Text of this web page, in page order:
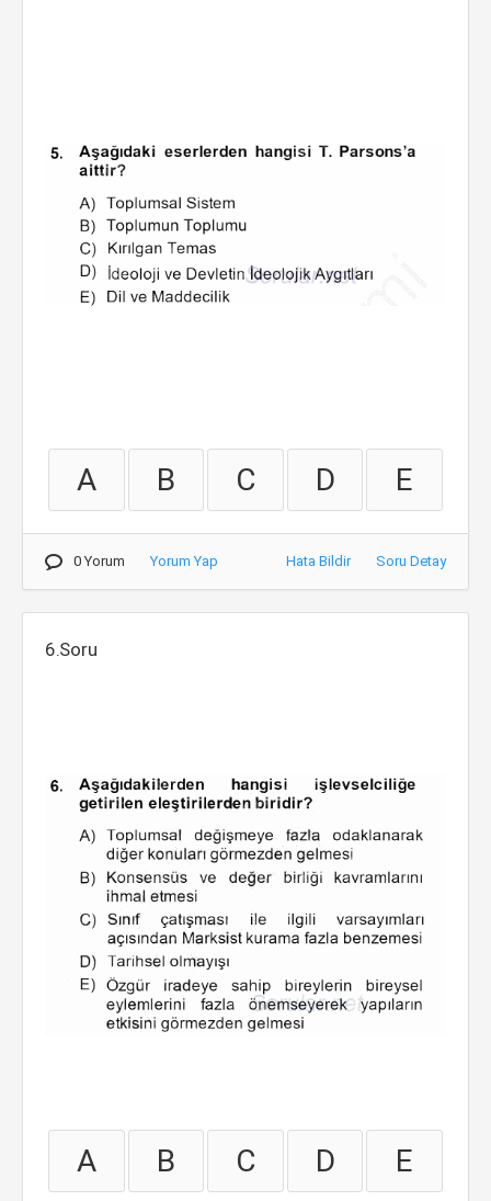
A B C D E
0 Yorum Yorum Yap Hata Bildir Soru Detay
6.Soru
A B C D E